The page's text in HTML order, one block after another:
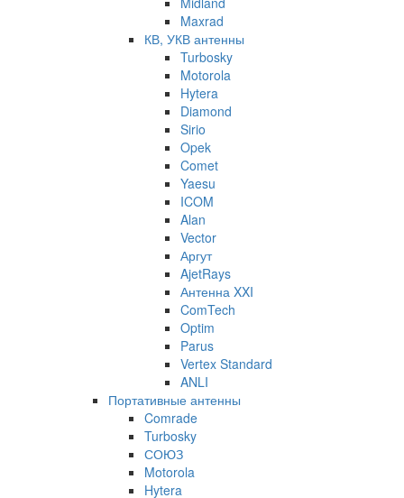
Maxrad
КВ, УКВ антенны
Turbosky
Motorola
Hytera
Diamond
Sirio
Opek
Comet
Yaesu
ICOM
Alan
Vector
Аргут
AjetRays
Антенна XXI
ComTech
Optim
Parus
Vertex Standard
ANLI
Портативные антенны
Comrade
Turbosky
СОЮЗ
Motorola
Hytera